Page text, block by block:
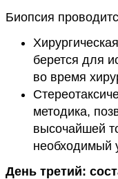
Биопсия
берется для
во время
методика,
высочайшей
необходимый
День третий: